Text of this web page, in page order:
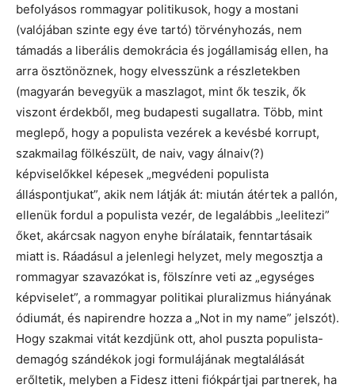
befolyásos rommagyar politikusok, hogy a mostani
(valójában szinte egy éve tartó) törvényhozás, nem
támadás a liberális demokrácia és jogállamiság ellen, ha
arra ösztönöznek, hogy elvesszünk a részletekben
(magyarán bevegyük a maszlagot, mint ők teszik, ők
viszont érdekből, meg budapesti sugallatra. Több, mint
meglepő, hogy a populista vezérek a kevésbé korrupt,
szakmailag fölkészült, de naiv, vagy álnaiv(?)
képviselőkkel képesek „megvédeni populista
álláspontjukat”, akik nem látják át: miután átértek a pallón,
ellenük fordul a populista vezér, de legalábbis „leelitezi”
őket, akárcsak nagyon enyhe bírálataik, fenntartásaik
miatt is. Ráadásul a jelenlegi helyzet, mely megosztja a
rommagyar szavazókat is, fölszínre veti az „egységes
képviselet”, a rommagyar politikai pluralizmus hiányának
ódiumát, és napirendre hozza a „Not in my name” jelszót).
Hogy szakmai vitát kezdjünk ott, ahol puszta populista-
demagóg szándékok jogi formulájának megtalálását
erőltetik, melyben a Fidesz itteni fiókpártjai partnerek, ha